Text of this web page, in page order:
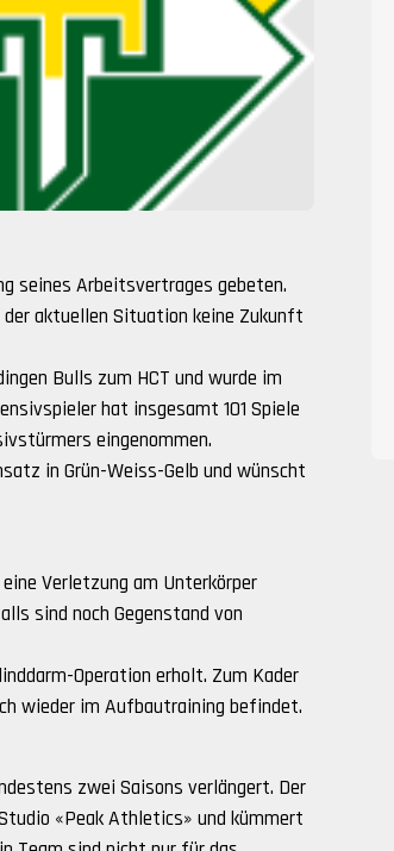
seines Arbeitsvertrages gebeten.
aktuellen Situation keine Zukunft
Bulls zum HCT und wurde im
hat insgesamt 101 Spiele
eingenommen.
in Grün-Weiss-Gelb und wünscht
Verletzung am Unterkörper
sind noch Gegenstand von
Operation erholt. Zum Kader
wieder im Aufbautraining befindet.
zwei Saisons verlängert. Der
«Peak Athletics» und kümmert